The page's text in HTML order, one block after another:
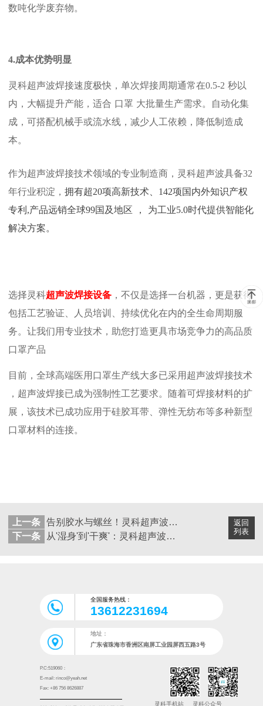
数吨化学废弃物。
4.成本优势明显
灵科超声波焊接速度极快，单次焊接周期通常在0.5-2 秒以
内，大幅提升产能 ， 适合 口罩 大批量生产需求。自动化集
成，可搭配机械手或流水线，减少人工依赖，降低制造成
本。
作为超声波焊接技术领域的专业制造商， 灵科超声波具备32
年行业积淀， 拥有超20项高新技术、142项国内外知识产权
专利,产品远销全球99国及地区
， 为工业5.0时代提供智能化
解决方案。
选择灵科超声波焊接设备 ，不仅是选择一台机器，更是获得
包括工艺验证、人员培训、持续优化在内的全生命周期服
务。让我们用专业技术，助您打造更具市场竞争力的高品质
口罩产品
目前，全球高端医用口罩生产线大多已采用超声波焊接技术
， 超声波焊接已成为强制性工艺要求。随着可焊接材料的扩
展，该技术已成功应用于硅胶耳带、弹性无纺布等多种新型
口罩材料的连接。
返回
列表
上一条
告别胶水与螺丝！灵科超声波重塑文具盒制造
下一条
从'湿身'到'干爽'：灵科超声波如何帮台州雨衣实现完美防水？
全国服务热线：
13612231694
地址：
广东省珠海市香洲区南屏工业园屏西五路3号
P.C:519060：
E-mail: rinco@yeah.net
Fax: +86 756 8626887
灵科手机站 灵科公众号